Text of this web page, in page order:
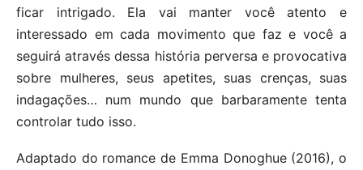
ficar intrigado. Ela vai manter você atento e
interessado em cada movimento que faz e você a
seguirá através dessa história perversa e provocativa
sobre mulheres, seus apetites, suas crenças, suas
indagações… num mundo que barbaramente tenta
controlar tudo isso.
Adaptado do romance de Emma Donoghue (2016), o